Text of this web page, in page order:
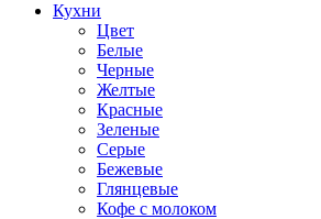
Кухни
Цвет
Белые
Черные
Желтые
Красные
Зеленые
Серые
Бежевые
Глянцевые
Кофе с молоком